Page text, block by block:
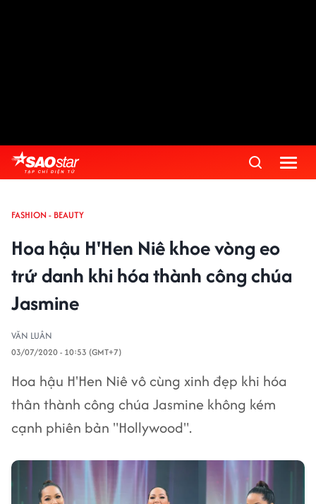
FASHION - BEAUTY
Hoa hậu H'Hen Niê khoe vòng eo
trứ danh khi hóa thành công chúa
Jasmine
VĂN LUÂN
03/07/2020 - 10:53 (GMT+7)
Hoa hậu H'Hen Niê vô cùng xinh đẹp khi hóa
thân thành công chúa Jasmine không kém
cạnh phiên bản "Hollywood".